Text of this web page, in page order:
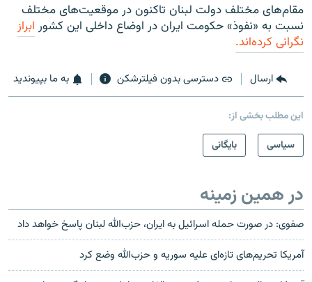
مقام‌های مختلف دولت لبنان تاکنون در موقعیت‌های مختلف
نسبت به «نفوذ» حکومت ایران در اوضاع داخلی این کشور ابراز
نگرانی کرده‌اند.
ارسال دسترسی بدون فیلترشکن به ما بپیوندید
این مطلب بخشی از:
سیاسی
بایگانی
در همین زمینه
صفوی: در صورت حمله اسرائیل به ایران، حزب‌الله لبنان پاسخ خواهد داد
آمریکا تحریم‌های تازه‌ای علیه سوریه و حزب‌الله وضع کرد